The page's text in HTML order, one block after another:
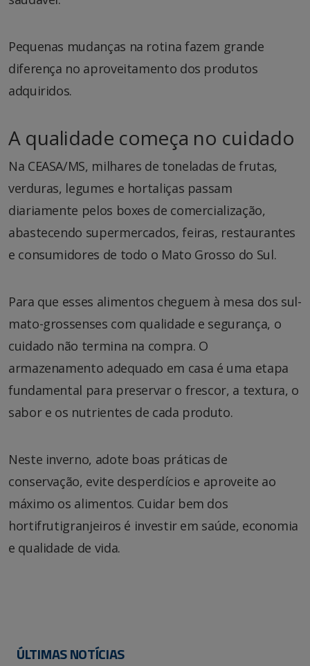
Pequenas mudanças na rotina fazem grande
diferença no aproveitamento dos produtos
adquiridos.
A qualidade começa no cuidado
Na CEASA/MS, milhares de toneladas de frutas,
verduras, legumes e hortaliças passam
diariamente pelos boxes de comercialização,
abastecendo supermercados, feiras, restaurantes
e consumidores de todo o Mato Grosso do Sul.
Para que esses alimentos cheguem à mesa dos sul-
mato-grossenses com qualidade e segurança, o
cuidado não termina na compra. O
armazenamento adequado em casa é uma etapa
fundamental para preservar o frescor, a textura, o
sabor e os nutrientes de cada produto.
Neste inverno, adote boas práticas de
conservação, evite desperdícios e aproveite ao
máximo os alimentos. Cuidar bem dos
hortifrutigranjeiros é investir em saúde, economia
e qualidade de vida.
ÚLTIMAS NOTÍCIAS